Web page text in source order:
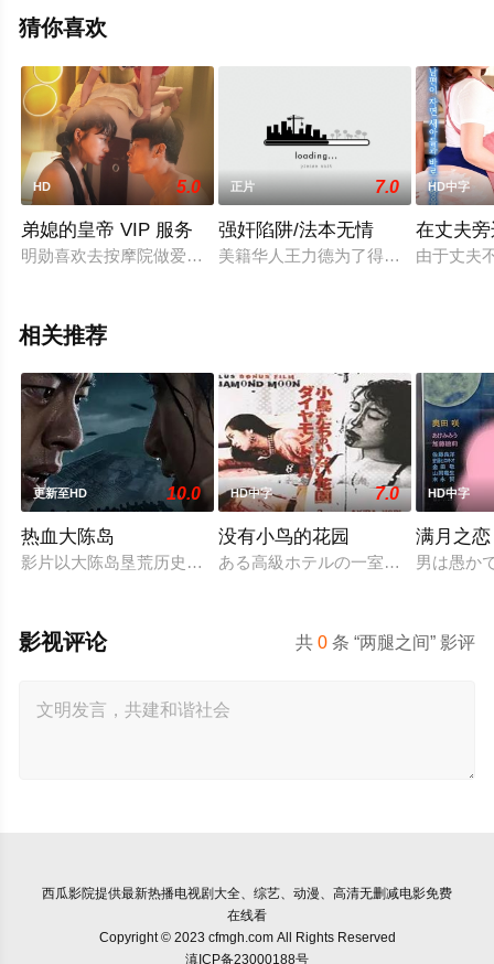
更多相关信息可移步至豆瓣电影、电视猫或剧情网等平台
猜你喜欢
HD 5.0
弟媳的皇帝 VIP 服务
明勋喜欢去按摩院做爱。有一天，他哥哥带他回家，给他介绍
正片 7.0
强奸陷阱/法本无情
美籍华人王力德为了得到父母名丅的
HD中字
在丈夫
由于丈夫
相关推荐
更新至HD 10.0
热血大陈岛
影片以大陈岛垦荒历史为创作底色，在尊重历史真实性的前提
HD中字 7.0
没有小鸟的花园
ある高級ホテルの一室に3組のカッ
HD中字
满月之恋
男は愚か
共0 条 “两腿之间” 影评
影视评论
西瓜影院提供最新热播电视剧大全、综艺、动漫、高清无删减电影免费
在线看
Copyright © 2023 cfmgh.com All Rights Reserved
滇ICP备23000188号